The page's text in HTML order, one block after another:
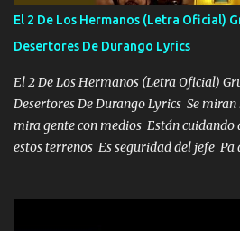
escribiendo y la otra me va a llamar
la invite a cenar Otras más me están
bailar Pero es que tengo un par de
mueven solo por el interés P...
El 2 De Los Hermanos (Letra Oficial)
Desertores De Durango Lyrics
El 2 De Los Hermanos (Letra Oficial)
Desertores De Durango Lyrics Se
mira gente con medios Están cuidando
estos terrenos Es seguridad del jefe Pa